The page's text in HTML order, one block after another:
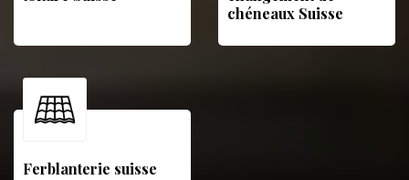
chéneaux Suisse
Ferblanterie suisse